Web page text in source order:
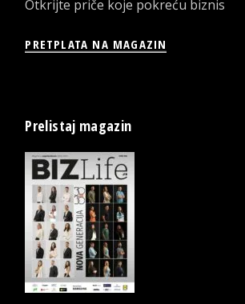
Otkrijte priče koje pokreću biznis
PRETPLATA NA MAGAZIN
Prelistaj magazin